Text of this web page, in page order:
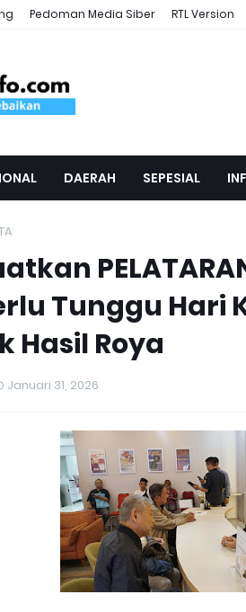
Pedoman Media Siber RTL Version
DAERAH SEPESIAL
Tunggu Hari
Hasil Roya
Januari 31, 2026